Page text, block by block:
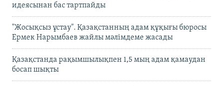
идеясынан бас тартпайды
"Жосықсыз ұстау". Қазақстанның адам құқығы бюросы
Ермек Нарымбаев жайлы мәлімдеме жасады
Қазақстанда рақымшылықпен 1,5 мың адам қамаудан
босап шықты